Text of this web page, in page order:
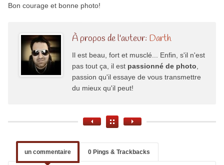
Bon courage et bonne photo!
À propos de l'auteur: Darth
Il est beau, fort et musclé... Enfin, s'il n'est
pas tout ça, il est passionné de photo
passion qu'il essaye de vous transmettre
du mieux qu'il peut!
un commentaire 0 Pings & Trackbacks